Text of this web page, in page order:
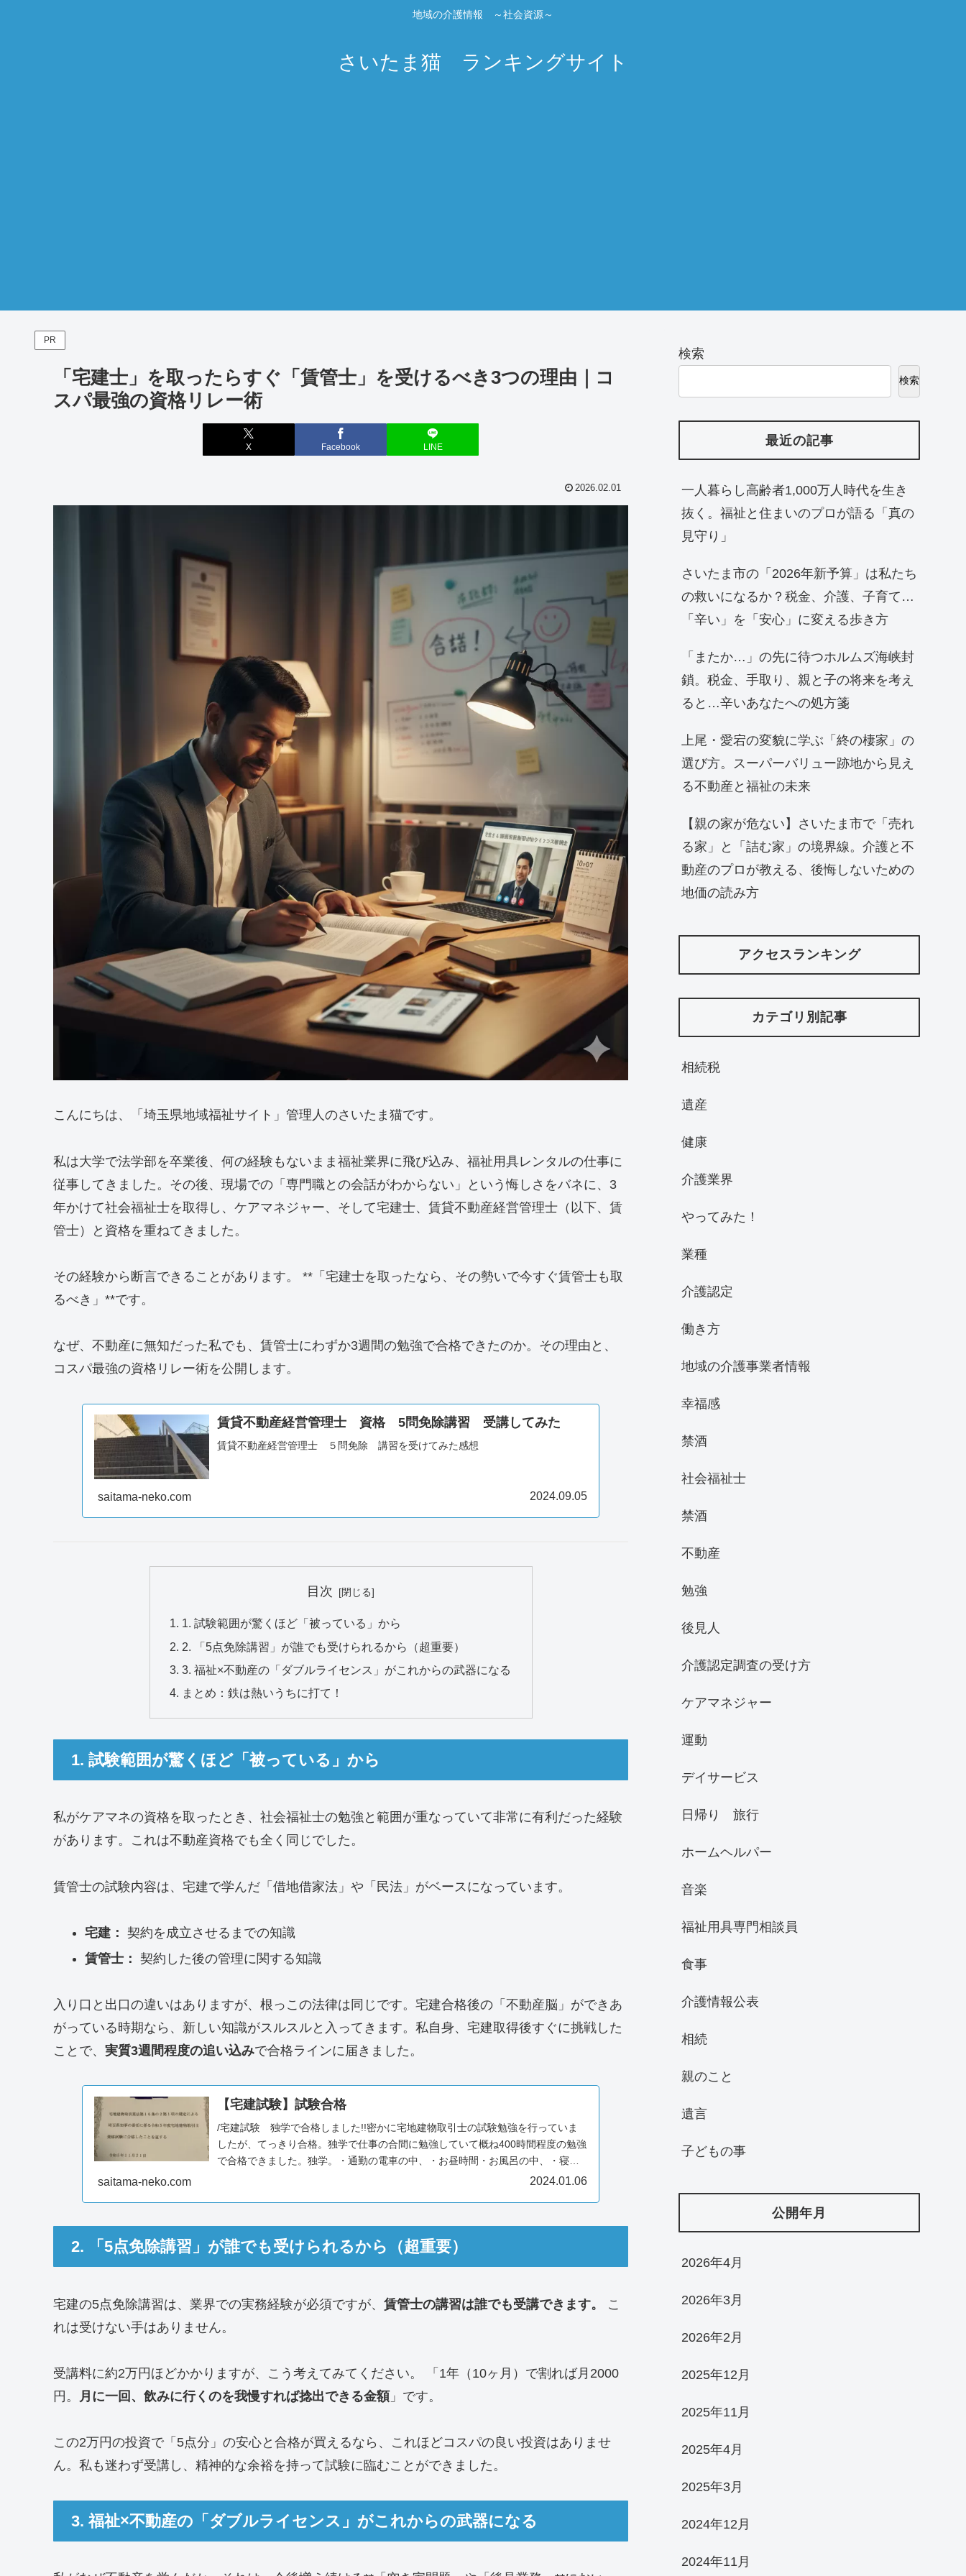
地域の介護情報 ～社会資源～
さいたま猫 ランキングサイト
PR
「宅建士」を取ったらすぐ「賃管士」を受けるべき3つの理由｜コ
スパ最強の資格リレー術
X Facebook LINE
2026.02.01
こんにちは、「埼玉県地域福祉サイト」管理人のさいたま猫です。
私は大学で法学部を卒業後、何の経験もないまま福祉業界に飛び込み、福祉用具レンタルの仕事に
従事してきました。その後、現場での「専門職との会話がわからない」という悔しさをバネに、3
年かけて社会福祉士を取得し、ケアマネジャー、そして宅建士、賃貸不動産経営管理士（以下、賃
管士）と資格を重ねてきました。
その経験から断言できることがあります。 **「宅建士を取ったなら、その勢いで今すぐ賃管士も取
るべき」**です。
なぜ、不動産に無知だった私でも、賃管士にわずか3週間の勉強で合格できたのか。その理由と、
コスパ最強の資格リレー術を公開します。
賃貸不動産経営管理士 資格 5問免除講習 受講してみた
賃貸不動産経営管理士 ５問免除 講習を受けてみた感想
saitama-neko.com 2024.09.05
目次
1. 試験範囲が驚くほど「被っている」から
2. 「5点免除講習」が誰でも受けられるから（超重要）
3. 福祉×不動産の「ダブルライセンス」がこれからの武器になる
まとめ：鉄は熱いうちに打て！
1. 試験範囲が驚くほど「被っている」から
私がケアマネの資格を取ったとき、社会福祉士の勉強と範囲が重なっていて非常に有利だった経験
があります。これは不動産資格でも全く同じでした。
賃管士の試験内容は、宅建で学んだ「借地借家法」や「民法」がベースになっています。
宅建： 契約を成立させるまでの知識
賃管士： 契約した後の管理に関する知識
入り口と出口の違いはありますが、根っこの法律は同じです。宅建合格後の「不動産脳」ができあ
がっている時期なら、新しい知識がスルスルと入ってきます。私自身、宅建取得後すぐに挑戦した
ことで、 実質3週間程度の追い込みで合格ラインに届きました。
【宅建試験】試験合格
/宅建試験 独学で合格しました!!密かに宅地建物取引士の試験勉強を行っていま
したが、てっきり合格。独学で仕事の合間に勉強していて概ね400時間程度の勉強
で合格できました。独学。・通勤の電車の中、・お昼時間・お風呂の中、・寝る
saitama-neko.com 2024.01.06
2. 「5点免除講習」が誰でも受けられるから（超重要）
宅建の5点免除講習は、業界での実務経験が必須ですが、 賃管士の講習は誰でも受講できます。
こ
れは受けない手はありません。
受講料に約2万円ほどかかりますが、こう考えてみてください。 「1年（10ヶ月）で割れば月2000
円。 月に一回、飲みに行くのを我慢すれば捻出できる金額 」です。
この2万円の投資で「5点分」の安心と合格が買えるなら、これほどコスパの良い投資はありませ
ん。私も迷わず受講し、精神的な余裕を持って試験に臨むことができました。
3. 福祉×不動産の「ダブルライセンス」がこれからの武器になる
検索
検索
最近の記事
一人暮らし高齢者1,000万人時代を生き
抜く。福祉と住まいのプロが語る「真の
見守り」
さいたま市の「2026年新予算」は私たち
の救いになるか？税金、介護、子育て…
「辛い」を「安心」に変える歩き方
「またか…」の先に待つホルムズ海峡封
鎖。税金、手取り、親と子の将来を考え
ると…辛いあなたへの処方箋
上尾・愛宕の変貌に学ぶ「終の棲家」の
選び方。スーパーバリュー跡地から見え
る不動産と福祉の未来
【親の家が危ない】さいたま市で「売れ
る家」と「詰む家」の境界線。介護と不
動産のプロが教える、後悔しないための
地価の読み方
アクセスランキング
カテゴリ別記事
相続税
遺産
健康
介護業界
やってみた！
業種
介護認定
働き方
地域の介護事業者情報
幸福感
禁酒
社会福祉士
禁酒
不動産
勉強
後見人
介護認定調査の受け方
ケアマネジャー
運動
デイサービス
日帰り 旅行
ホームヘルパー
音楽
福祉用具専門相談員
食事
介護情報公表
相続
親のこと
遺言
子どもの事
公開年月
2026年4月
2026年3月
2026年2月
2025年12月
2025年11月
2025年4月
2025年3月
2024年12月
2024年11月